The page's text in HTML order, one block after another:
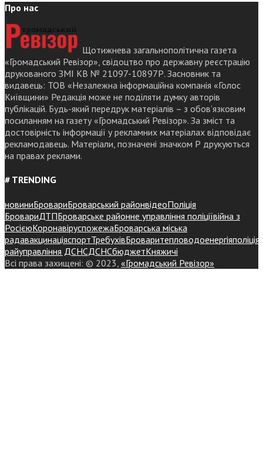
Про нас
Щотижнева загальнополітична газета
«Громадський Ревізор», свідоцтво про державну реєстрацію
друкованого ЗМІ КВ № 21097-10897Р. Засновник та
видавець: ТОВ «Незалежна інформаційна компанія «Голос
Київщини» Редакція може не поділяти думку авторів
публікацій. Будь-який передрук матеріалів – з обов’язковим
посиланням на газету «Громадський Ревізор». За зміст та
достовірність інформації у рекламних матеріалах відповідає
рекламодавець. Матеріали, позначені значком Р друкуються
на правах реклами.
# TRENDING
новиниБровариБроварський районвідеоПоліція
БровариДТПБроварське районне управління поліціївійна з
РосієюКоронавіруспожежаБроварська міська
радавакцинаціяспортТребухівБроваритепловодоенергіяполіція
райуправління ДСНСДСНСбюджетКняжичі
Всі права захищені: © 2023, «Громадський Ревізор»